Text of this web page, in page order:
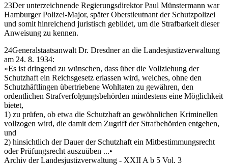
23Der unterzeichnende Regierungsdirektor Paul Münstermann war
Hamburger Polizei-Major, später Oberstleutnant der Schutzpolizei
und somit hinreichend juristisch gebildet, um die Strafbarkeit dieser
Anweisung zu kennen.
24Generalstaatsanwalt Dr. Dresdner an die Landesjustizverwaltung
am 24. 8. 1934:
»Es ist dringend zu wünschen, dass über die Vollziehung der
Schutzhaft ein Reichsgesetz erlassen wird, welches, ohne den
Schutzhäftlingen übertriebene Wohltaten zu gewähren, den
ordentlichen Strafverfolgungsbehörden mindestens eine Möglichkeit
bietet,
1) zu prüfen, ob etwa die Schutzhaft an gewöhnlichen Kriminellen
vollzogen wird, die damit dem Zugriff der Strafbehörden entgehen,
und
2) hinsichtlich der Dauer der Schutzhaft ein Mitbestimmungsrecht
oder Prüfungsrecht auszuüben ...•
Archiv der Landesjustizverwaltung - XXII A b 5 Vol. 3